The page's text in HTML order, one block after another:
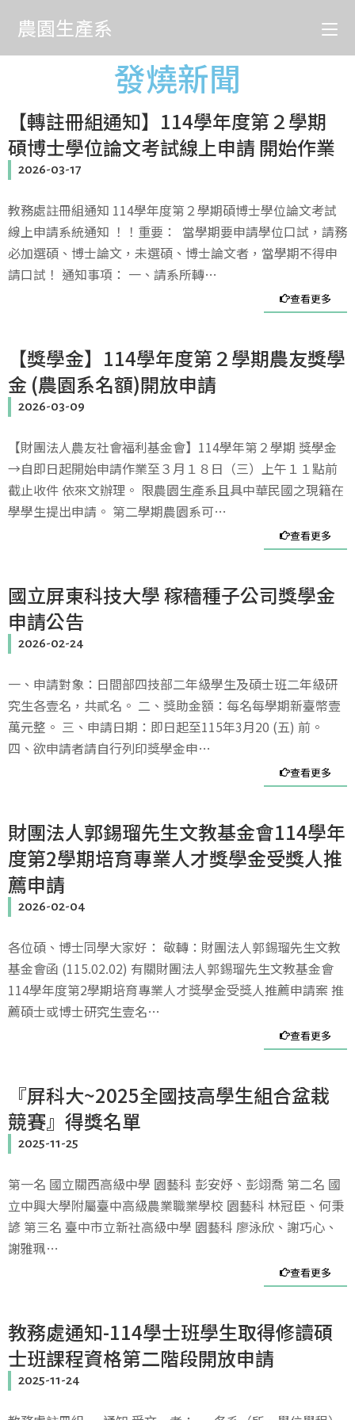
農園生產系
發燒新聞
【轉註冊組通知】114學年度第２學期
碩博士學位論文考試線上申請 開始作業
2026-03-17
教務處註冊組通知 114學年度第２學期碩博士學位論文考試
線上申請系統通知 ！！重要： 當學期要申請學位口試，請務
必加選碩、博士論文，未選碩、博士論文者，當學期不得申
請口試！ 通知事項： 一、請系所轉…
查看更多
【獎學金】114學年度第２學期農友獎學
金 (農園系名額)開放申請
2026-03-09
【財團法人農友社會福利基金會】114學年第２學期 獎學金
→自即日起開始申請作業至３月１８日（三）上午１１點前
截止收件 依來文辦理。 限農園生產系且具中華民國之現籍在
學學生提出申請。 第二學期農園系可…
查看更多
國立屏東科技大學 稼穡種子公司獎學金
申請公告
2026-02-24
一、申請對象：日間部四技部二年級學生及碩士班二年級研
究生各壹名，共貳名。 二、獎助金額：每名每學期新臺幣壹
萬元整。 三、申請日期：即日起至115年3月20 (五) 前。
四、欲申請者請自行列印獎學金申…
查看更多
財團法人郭錫瑠先生文教基金會114學年
度第2學期培育專業人才獎學金受獎人推
薦申請
2026-02-04
各位碩、博士同學大家好： 敬轉：財團法人郭錫瑠先生文教
基金會函 (115.02.02) 有關財團法人郭錫瑠先生文教基金會
114學年度第2學期培育專業人才獎學金受獎人推薦申請案 推
薦碩士或博士研究生壹名…
查看更多
『屏科大~2025全國技高學生組合盆栽
競賽』得獎名單
2025-11-25
第一名 國立關西高級中學 園藝科 彭安妤、彭翊喬 第二名 國
立中興大學附屬臺中高級農業職業學校 園藝科 林冠臣、何秉
諺 第三名 臺中市立新社高級中學 園藝科 廖泳欣、謝巧心、
謝雅珮…
查看更多
教務處通知-114學士班學生取得修讀碩
士班課程資格第二階段開放申請
2025-11-24